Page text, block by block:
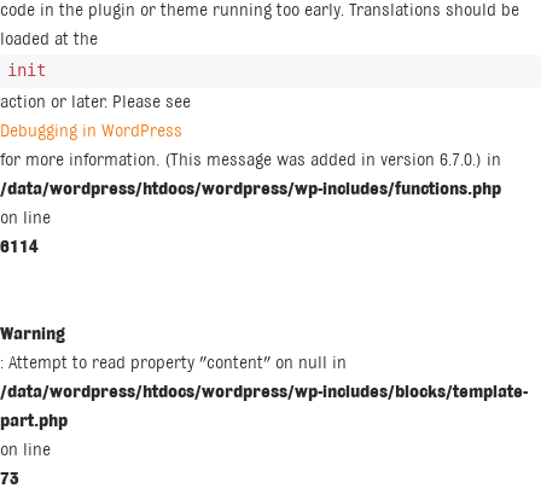
code in the plugin or theme running too early. Translations should be
loaded at the
init
action or later. Please see
Debugging in WordPress
for more information. (This message was added in version 6.7.0.) in
/data/wordpress/htdocs/wordpress/wp-includes/functions.php
on line
6114
Warning
: Attempt to read property "content" on null in
/data/wordpress/htdocs/wordpress/wp-includes/blocks/template-
part.php
on line
73